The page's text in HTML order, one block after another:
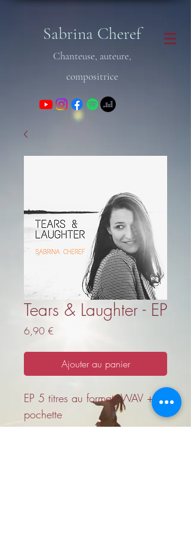
Sabrina Cheref
Chanteuse, auteure,
compositrice
Tears & Laughter - EP
6,90 €
Ajouter au panier
EP 5 titres au format .WAV +
pochette